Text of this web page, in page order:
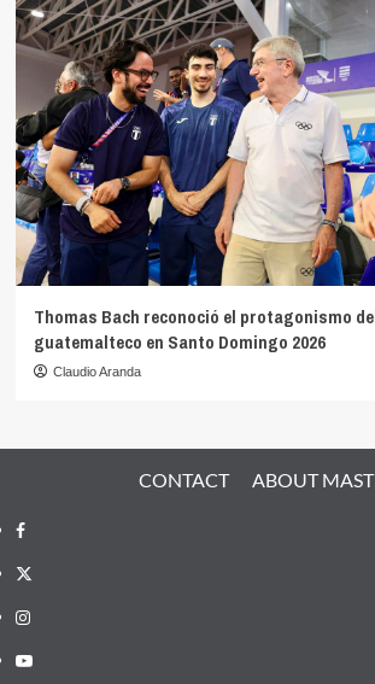
Thomas Bach reconoció el protagonismo
guatemalteco en Santo Domingo 2026
Claudio Aranda
CONTACT ABOUT
Facebook
X
Instagram
YouTube